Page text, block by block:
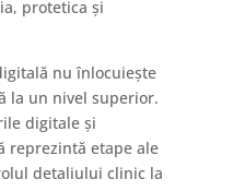
protetica și
nu înlocuiește
la un nivel superior.
digitale și
reprezintă etape ale
detaliului clinic la